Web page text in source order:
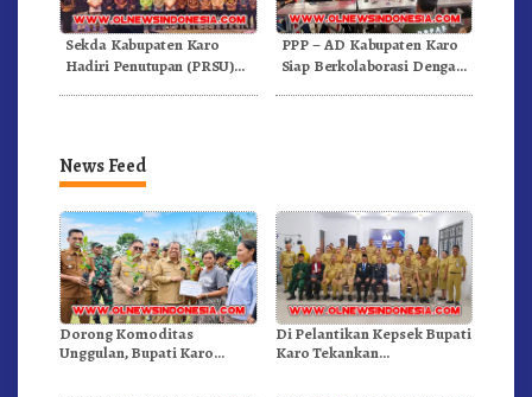
Sekda Kabupaten Karo
Hadiri Penutupan (PRSU)
PPP – AD Kabupaten Karo
Siap Berkolaborasi Dengan
News Feed
Dorong Komoditas
Unggulan, Bupati Karo
Di Pelantikan Kepsek Bupati
Karo Tekankan